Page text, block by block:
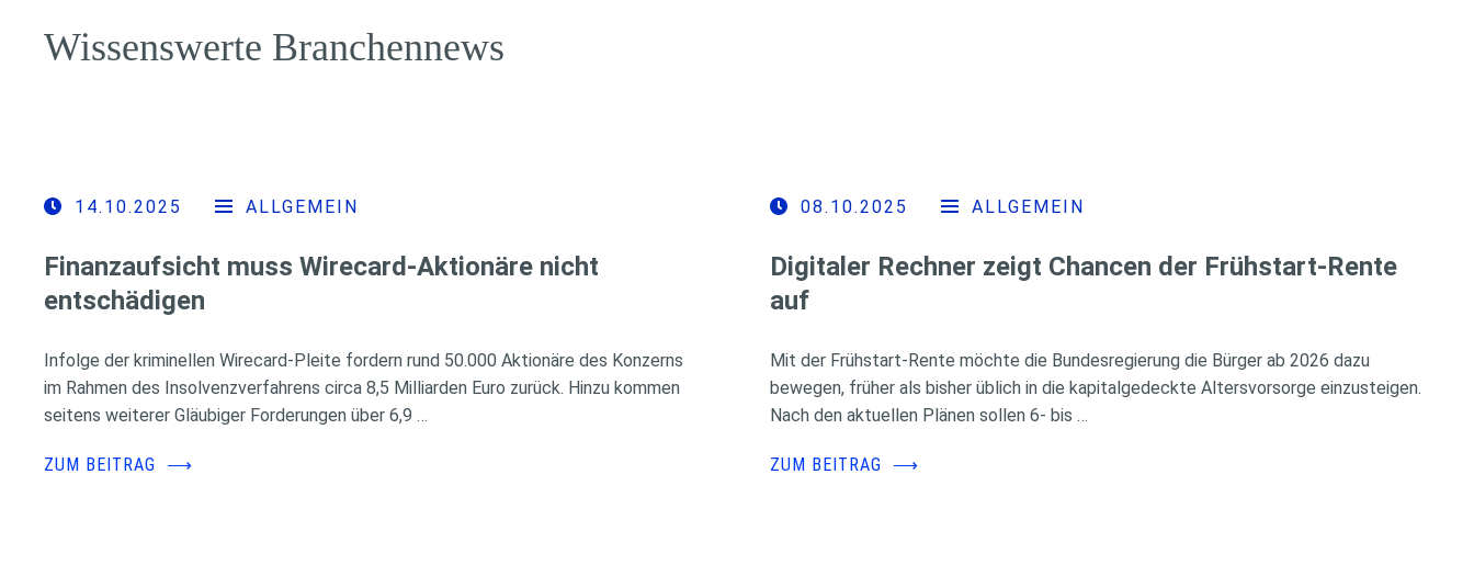
Wissenswerte Branchennews
14.10.2025 ALLGEMEIN
Finanzaufsicht muss Wirecard-Aktionäre nicht
entschädigen
Infolge der kriminellen Wirecard-Pleite fordern rund 50.000 Aktionäre des Konzerns
im Rahmen des Insolvenzverfahrens circa 8,5 Milliarden Euro zurück. Hinzu kommen
seitens weiterer Gläubiger Forderungen über 6,9 …
ZUM BEITRAG ⟶
08.10.2025 ALLGEMEIN
Digitaler Rechner zeigt Chancen der Frühstart-Rente
auf
Mit der Frühstart-Rente möchte die Bundesregierung die Bürger ab 2026 dazu
bewegen, früher als bisher üblich in die kapitalgedeckte Altersvorsorge einzusteigen.
Nach den aktuellen Plänen sollen 6- bis …
ZUM BEITRAG ⟶